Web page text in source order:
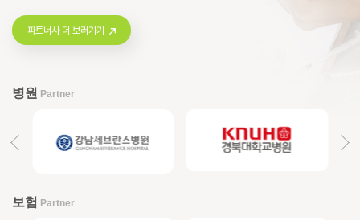
파트너사 더 보러가기
병원 Partner
보험 Partner